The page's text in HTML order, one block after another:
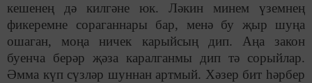
кешенең дә килгәне юк. Ләкин минем үземнең
фикеремне сораганнары бар, менә бу җыр шуңа
ошаган, моңа ничек карыйсың дип. Аңа закон
буенча берәр җәза каралганмы дип тә сорыйлар.
Әмма күп сүзләр шуннан артмый. Хәзер бит һәрбер